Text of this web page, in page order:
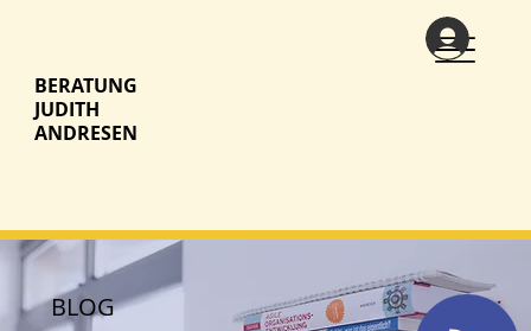
BERATUNG
JUDITH
ANDRESEN
BLOG